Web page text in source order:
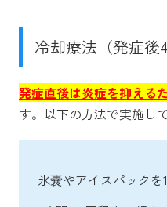
冷却療法（発症後
発症直後は炎症を抑える
す。以下の方法で実施し
氷嚢やアイスパックを